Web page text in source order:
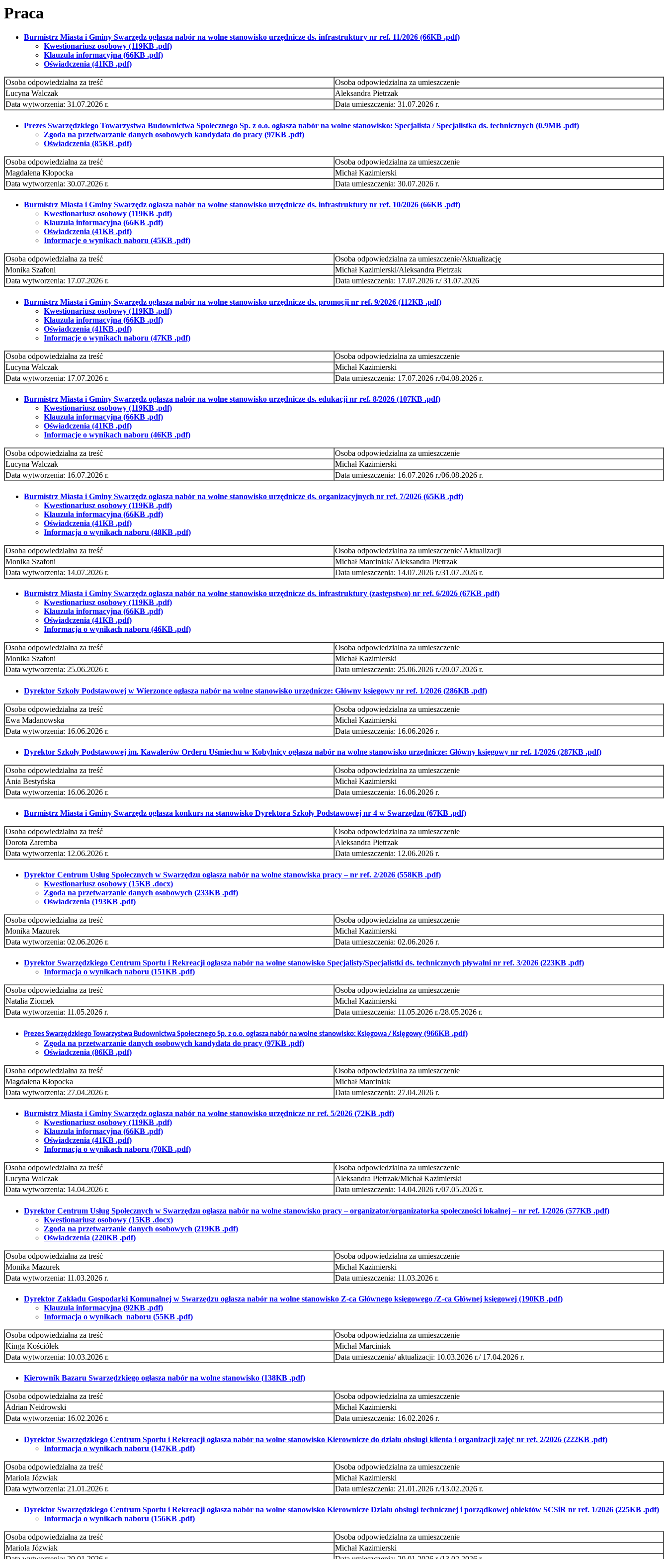
Praca
Burmistrz Miasta i Gminy Swarzędz ogłasza nabór na wolne stanowisko urzędnicze ds. infrastruktury nr ref. 11/2026 (66KB .pdf)
Kwestionariusz osobowy (119KB .pdf)
Klauzula informacyjna (66KB .pdf)
Oświadczenia (41KB .pdf)
Osoba odpowiedzialna za treść
Osoba odpowiedzialna za umieszczenie
Lucyna Walczak
Aleksandra Pietrzak
Data wytworzenia: 31.07.2026 r.
Data umieszczenia: 31.07.2026 r.
Prezes Swarzędzkiego Towarzystwa Budownictwa Społecznego Sp. z o.o. ogłasza nabór na wolne stanowisko: Specjalista / Specjalistka ds. technicznych (0.9MB .pdf)
Zgoda na przetwarzanie danych osobowych kandydata do pracy (97KB .pdf)
Oświadczenia (85KB .pdf)
Osoba odpowiedzialna za treść
Osoba odpowiedzialna za umieszczenie
Magdalena Kłopocka
Michał Kazimierski
Data wytworzenia: 30.07.2026 r.
Data umieszczenia: 30.07.2026 r.
Burmistrz Miasta i Gminy Swarzędz ogłasza nabór na wolne stanowisko urzędnicze ds. infrastruktury nr ref. 10/2026 (66KB .pdf)
Kwestionariusz osobowy (119KB .pdf)
Klauzula informacyjna (66KB .pdf)
Oświadczenia (41KB .pdf)
Informacje o wynikach naboru (45KB .pdf)
Osoba odpowiedzialna za treść
Osoba odpowiedzialna za umieszczenie/Aktualizację
Monika Szafoni
Michał Kazimierski/Aleksandra Pietrzak
Data wytworzenia: 17.07.2026 r.
Data umieszczenia: 17.07.2026 r./ 31.07.2026
Burmistrz Miasta i Gminy Swarzędz ogłasza nabór na wolne stanowisko urzędnicze ds. promocji nr ref. 9/2026 (112KB .pdf)
Kwestionariusz osobowy (119KB .pdf)
Klauzula informacyjna (66KB .pdf)
Oświadczenia (41KB .pdf)
Informacje o wynikach naboru (47KB .pdf)
Osoba odpowiedzialna za treść
Osoba odpowiedzialna za umieszczenie
Lucyna Walczak
Michał Kazimierski
Data wytworzenia: 17.07.2026 r.
Data umieszczenia: 17.07.2026 r./04.08.2026 r.
Burmistrz Miasta i Gminy Swarzędz ogłasza nabór na wolne stanowisko urzędnicze ds. edukacji nr ref. 8/2026 (107KB .pdf)
Kwestionariusz osobowy (119KB .pdf)
Klauzula informacyjna (66KB .pdf)
Oświadczenia (41KB .pdf)
Informacje o wynikach naboru (46KB .pdf)
Osoba odpowiedzialna za treść
Osoba odpowiedzialna za umieszczenie
Lucyna Walczak
Michał Kazimierski
Data wytworzenia: 16.07.2026 r.
Data umieszczenia: 16.07.2026 r./06.08.2026 r.
Burmistrz Miasta i Gminy Swarzędz ogłasza nabór na wolne stanowisko urzędnicze ds. organizacyjnych nr ref. 7/2026 (65KB .pdf)
Kwestionariusz osobowy (119KB .pdf)
Klauzula informacyjna (66KB .pdf)
Oświadczenia (41KB .pdf)
Informacja o wynikach naboru (48KB .pdf)
Osoba odpowiedzialna za treść
Osoba odpowiedzialna za umieszczenie/ Aktualizacji
Monika Szafoni
Michał Marciniak/ Aleksandra Pietrzak
Data wytworzenia: 14.07.2026 r.
Data umieszczenia: 14.07.2026 r./31.07.2026 r.
Burmistrz Miasta i Gminy Swarzędz ogłasza nabór na wolne stanowisko urzędnicze ds. infrastruktury (zastępstwo) nr ref. 6/2026 (67KB .pdf)
Kwestionariusz osobowy (119KB .pdf)
Klauzula informacyjna (66KB .pdf)
Oświadczenia (41KB .pdf)
Informacja o wynikach naboru (46KB .pdf)
Osoba odpowiedzialna za treść
Osoba odpowiedzialna za umieszczenie
Monika Szafoni
Michał Kazimierski
Data wytworzenia: 25.06.2026 r.
Data umieszczenia: 25.06.2026 r./20.07.2026 r.
Dyrektor Szkoły Podstawowej w Wierzonce ogłasza nabór na wolne stanowisko urzędnicze: Główny księgowy nr ref. 1/2026 (286KB .pdf)
Osoba odpowiedzialna za treść
Osoba odpowiedzialna za umieszczenie
Ewa Madanowska
Michał Kazimierski
Data wytworzenia: 16.06.2026 r.
Data umieszczenia: 16.06.2026 r.
Dyrektor Szkoły Podstawowej im. Kawalerów Orderu Uśmiechu w Kobylnicy ogłasza nabór na wolne stanowisko urzędnicze: Główny księgowy nr ref. 1/2026 (287KB .pdf)
Osoba odpowiedzialna za treść
Osoba odpowiedzialna za umieszczenie
Ania Bestyńska
Michał Kazimierski
Data wytworzenia: 16.06.2026 r.
Data umieszczenia: 16.06.2026 r.
Burmistrz Miasta i Gminy Swarzędz ogłasza konkurs na stanowisko Dyrektora Szkoły Podstawowej nr 4 w Swarzędzu (67KB .pdf)
Osoba odpowiedzialna za treść
Osoba odpowiedzialna za umieszczenie
Dorota Zaremba
Aleksandra Pietrzak
Data wytworzenia: 12.06.2026 r.
Data umieszczenia: 12.06.2026 r.
Dyrektor Centrum Usług Społecznych w Swarzędzu ogłasza nabór na wolne stanowiska pracy – nr ref. 2/2026 (558KB .pdf)
Kwestionariusz osobowy (15KB .docx)
Zgoda na przetwarzanie danych osobowych (233KB .pdf)
Oświadczenia (193KB .pdf)
Osoba odpowiedzialna za treść
Osoba odpowiedzialna za umieszczenie
Monika Mazurek
Michał Kazimierski
Data wytworzenia: 02.06.2026 r.
Data umieszczenia: 02.06.2026 r.
Dyrektor Swarzędzkiego Centrum Sportu i Rekreacji ogłasza nabór na wolne stanowisko Specjalisty/Specjalistki ds. technicznych pływalni nr ref. 3/2026 (223KB .pdf)
Informacja o wynikach naboru (151KB .pdf)
Osoba odpowiedzialna za treść
Osoba odpowiedzialna za umieszczenie
Natalia Ziomek
Michał Kazimierski
Data wytworzenia: 11.05.2026 r.
Data umieszczenia: 11.05.2026 r./28.05.2026 r.
Prezes Swarzędzkiego Towarzystwa Budownictwa Społecznego Sp. z o.o. ogłasza nabór na wolne stanowisko: Księgowa / Księgowy (966KB .pdf)
Zgoda na przetwarzanie danych osobowych kandydata do pracy (97KB .pdf)
Oświadczenia (86KB .pdf)
Osoba odpowiedzialna za treść
Osoba odpowiedzialna za umieszczenie
Magdalena Kłopocka
Michał Marciniak
Data wytworzenia: 27.04.2026 r.
Data umieszczenia: 27.04.2026 r.
Burmistrz Miasta i Gminy Swarzędz ogłasza nabór na wolne stanowisko urzędnicze nr ref. 5/2026 (72KB .pdf)
Kwestionariusz osobowy (119KB .pdf)
Klauzula informacyjna (66KB .pdf)
Oświadczenia (41KB .pdf)
Informacja o wynikach naboru (70KB .pdf)
Osoba odpowiedzialna za treść
Osoba odpowiedzialna za umieszczenie
Lucyna Walczak
Aleksandra Pietrzak/Michał Kazimierski
Data wytworzenia: 14.04.2026 r.
Data umieszczenia: 14.04.2026 r./07.05.2026 r.
Dyrektor Centrum Usług Społecznych w Swarzędzu ogłasza nabór na wolne stanowisko pracy – organizator/organizatorka społeczności lokalnej – nr ref. 1/2026 (577KB .pdf)
Kwestionariusz osobowy (15KB .docx)
Zgoda na przetwarzanie danych osobowych (219KB .pdf)
Oświadczenia (220KB .pdf)
Osoba odpowiedzialna za treść
Osoba odpowiedzialna za umieszczenie
Monika Mazurek
Michał Kazimierski
Data wytworzenia: 11.03.2026 r.
Data umieszczenia: 11.03.2026 r.
Dyrektor Zakładu Gospodarki Komunalnej w Swarzędzu ogłasza nabór na wolne stanowisko Z-ca Głównego księgowego /Z-ca Głównej księgowej (190KB .pdf)
Klauzula informacyjna (92KB .pdf)
Informacja o wynikach naboru (55KB .pdf)
Osoba odpowiedzialna za treść
Osoba odpowiedzialna za umieszczenie
Kinga Kościółek
Michał Marciniak
Data wytworzenia: 10.03.2026 r.
Data umieszczenia/ aktualizacji: 10.03.2026 r./ 17.04.2026 r.
Kierownik Bazaru Swarzędzkiego ogłasza nabór na wolne stanowisko (138KB .pdf)
Osoba odpowiedzialna za treść
Osoba odpowiedzialna za umieszczenie
Adrian Neidrowski
Michał Kazimierski
Data wytworzenia: 16.02.2026 r.
Data umieszczenia: 16.02.2026 r.
Dyrektor Swarzędzkiego Centrum Sportu i Rekreacji ogłasza nabór na wolne stanowisko Kierownicze do działu obsługi klienta i organizacji zajęć nr ref. 2/2026 (222KB .pdf)
Informacja o wynikach naboru (147KB .pdf)
Osoba odpowiedzialna za treść
Osoba odpowiedzialna za umieszczenie
Mariola Józwiak
Michał Kazimierski
Data wytworzenia: 21.01.2026 r.
Data umieszczenia: 21.01.2026 r./13.02.2026 r.
Dyrektor Swarzędzkiego Centrum Sportu i Rekreacji ogłasza nabór na wolne stanowisko Kierownicze Działu obsługi technicznej i porządkowej obiektów SCSiR nr ref. 1/2026 (225KB .pdf)
Informacja o wynikach naboru (156KB .pdf)
Osoba odpowiedzialna za treść
Osoba odpowiedzialna za umieszczenie
Mariola Józwiak
Michał Kazimierski